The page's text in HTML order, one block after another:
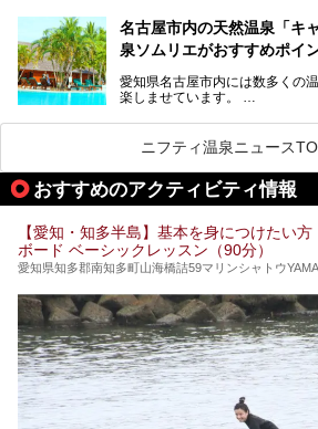
天然ラドン温泉が堪能できるお
室、地元の食材と温泉水で作
ご紹介します。
名古屋市内の天然温泉「キ
泉ソムリエがおすすめポイ
愛知県名古屋市内には数多くの
楽しませています。
ムリエの目線で紹介していきま
名古屋市内にはスーパー銭湯や
行こうかな？」と悩んでしまう
ぜひこの記事を参考にして「キ
てみるのはいかがでしょうか？
ニフティ温泉ニュース
おすすめのアクティビティ情報
【愛知・知多半島】基本を身につけたい
ボード ベーシックレッスン（90分）
愛知県知多郡南知多町山海橋詰59マリンシャトウ